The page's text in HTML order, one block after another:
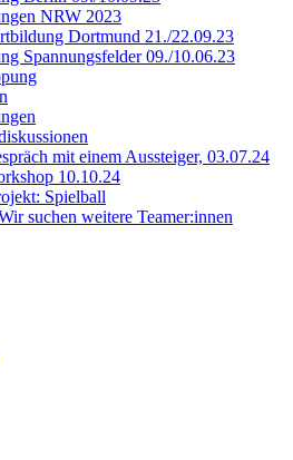
NRW 2023
Dortmund 21./22.09.23
Spannungsfelder 09./10.06.23
mit einem Aussteiger, 03.07.24
10.10.24
Spielball
suchen weitere Teamer:innen